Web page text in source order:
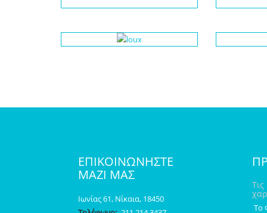
ΕΠΙΚΟΙΝΩΝΗΣΤΕ
ΜΑΖΙ ΜΑΣ
Ιωνίας 61, Νίκαια, 18450
Το